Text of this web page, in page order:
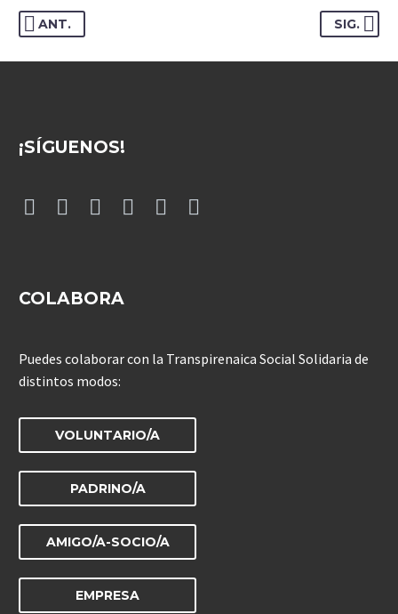
ANT. SIG.
¡SÍGUENOS!
COLABORA
Puedes colaborar con la Transpirenaica Social Solidaria de
distintos modos:
VOLUNTARIO/A
PADRINO/A
AMIGO/A-SOCIO/A
EMPRESA